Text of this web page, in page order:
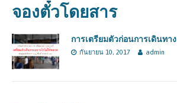
จองตั๋วโดยสาร
การเตรียมตัวก่อนการเดินทาง
กันยายน 10, 2017 admin